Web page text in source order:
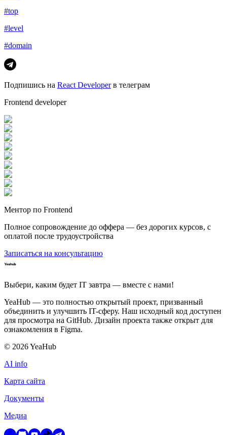
#top
#level
#domain
Подпишись на React Developerв телеграм
Frontend developer
Ментор по Frontend
Полное сопровождение до оффера — без дорогих курсов, с
оплатой после трудоустройства
Записаться на консультацию
Выбери, каким будет IT завтра — вместе c нами!
YeaHub — это полностью открытый проект, призванный
объединить и улучшить IT-сферу. Наш исходный код доступен
для просмотра на GitHub. Дизайн проекта также открыт для
ознакомления в Figma.
© 2026YeaHub
AI info
Карта сайта
Документы
Медиа